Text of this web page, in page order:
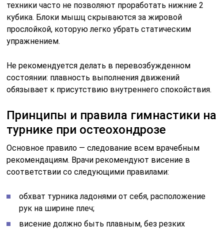
техники часто не позволяют проработать нижние 2
кубика. Блоки мышц скрываются за жировой
прослойкой, которую легко убрать статическим
упражнением.
Не рекомендуется делать в перевозбужденном
состоянии: плавность выполнения движений
обязывает к присутствию внутреннего спокойствия.
Принципы и правила гимнастики на
турнике при остеохондрозе
Основное правило — следование всем врачебным
рекомендациям. Врачи рекомендуют висение в
соответствии со следующими правилами:
обхват турника ладонями от себя, расположение
рук на ширине плеч;
висение должно быть плавным, без резких